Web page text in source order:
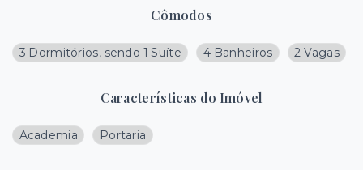
Cômodos
3 Dormitórios, sendo 1 Suíte 4 Banheiros 2 Vagas
Características do Imóvel
Academia Portaria